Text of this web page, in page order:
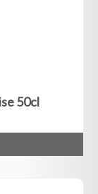
50cl